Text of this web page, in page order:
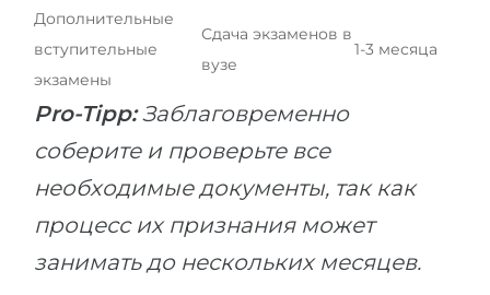
Дополнительные
вступительные
экзамены
Сдача экзаменов в
вузе
1-3 месяца
Pro-Tipp: Заблаговременно
соберите и проверьте все
необходимые документы, так как
процесс их признания может
занимать до нескольких месяцев.